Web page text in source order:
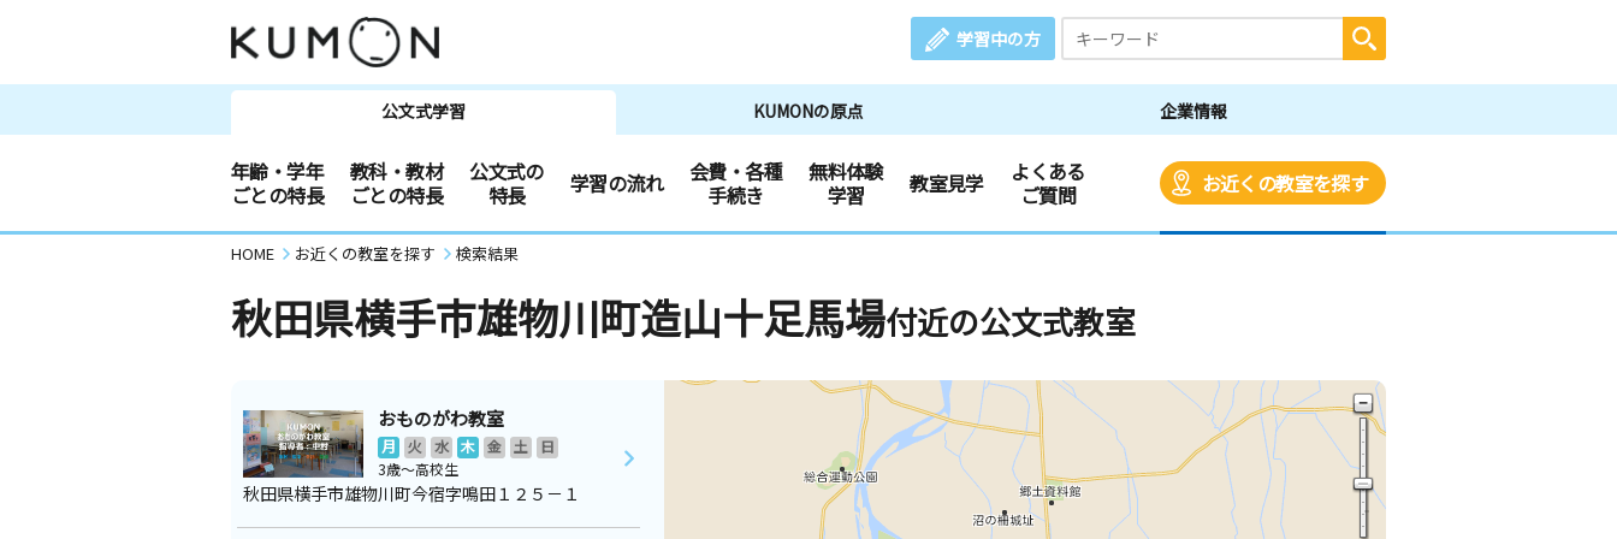
学習中の方
公文式学習 KUMONの原点 企業情報
年齢・学年
ごとの特長
教科・教材
ごとの特長
公文式の
特長
学習の流れ
会費・各種
手続き
無料体験
学習
教室見学
よくある
ご質問
お近くの教室を探す
HOME お近くの教室を探す 検索結果
秋田県横手市雄物川町造山十足馬場付近の公文式教室
おものがわ教室
月 火 水 木 金 土
日
3歳～高校生
秋田県横手市雄物川町今宿字鳴田１２５－１